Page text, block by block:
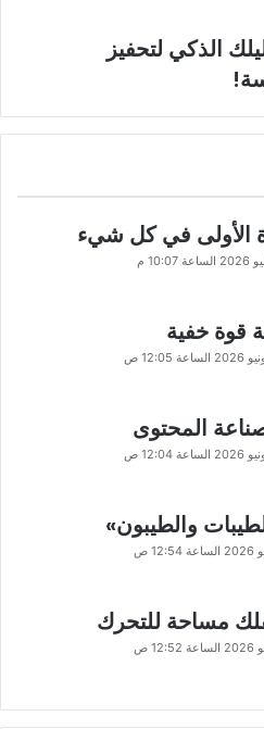
الذكي لتحفيز
الأولى في كل شيء
قوة خفية
المحتوى
والطيبون»
مساحة للتحرك